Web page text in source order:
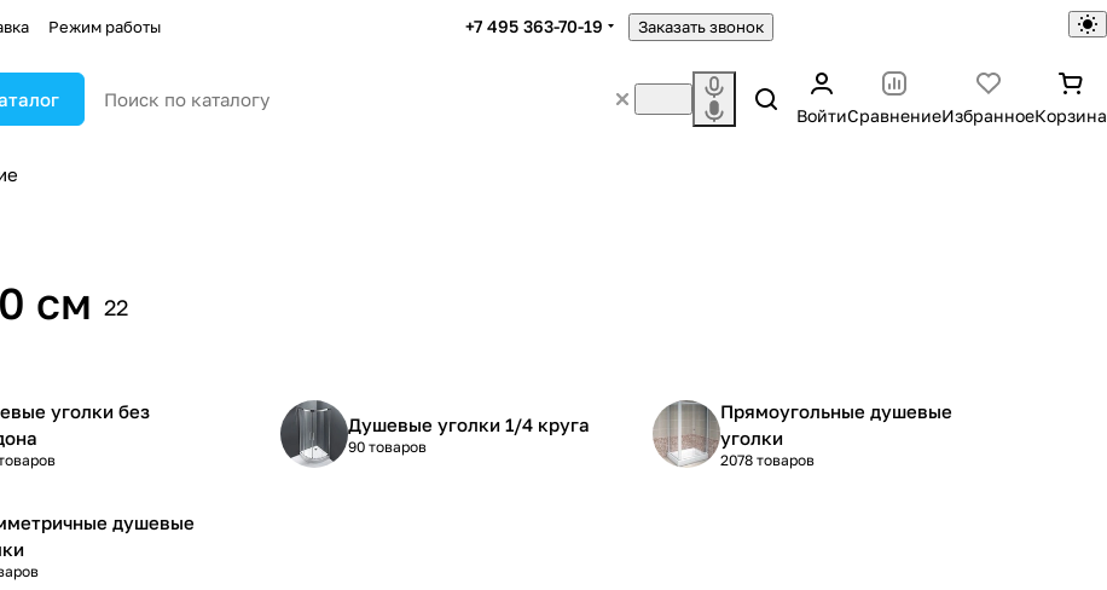
Режим работы +7 495 363-70-19 Заказать звонок
ВойтиСравнениеИзбранноеКорзина
см 22
уголки без
Душевые уголки 1/4 круга
90 товаров
Прямоугольные душевые
уголки
2078 товаров
душевые